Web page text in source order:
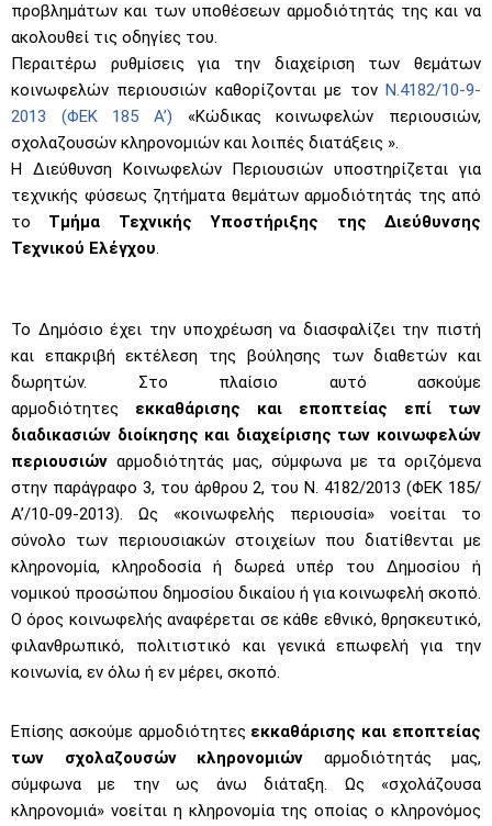
προβλημάτων και των υποθέσεων αρμοδιότητάς της και να
ακολουθεί τις οδηγίες του.
Περαιτέρω ρυθμίσεις για την διαχείριση των θεμάτων
κοινωφελών περιουσιών καθορίζονται με τον Ν.4182/10-9-
2013 (ΦΕΚ 185 Α’) «Κώδικας κοινωφελών περιουσιών,
σχολαζουσών κληρονομιών και λοιπές διατάξεις ».
Η Διεύθυνση Κοινωφελών Περιουσιών υποστηρίζεται για
τεχνικής φύσεως ζητήματα θεμάτων αρμοδιότητάς της από
το Τμήμα Τεχνικής Υποστήριξης της Διεύθυνσης
Τεχνικού Ελέγχου.
Το Δημόσιο έχει την υποχρέωση να διασφαλίζει την πιστή
και επακριβή εκτέλεση της βούλησης των διαθετών και
δωρητών. Στο πλαίσιο αυτό ασκούμε
αρμοδιότητες εκκαθάρισης και εποπτείας επί των
διαδικασιών διοίκησης και διαχείρισης των κοινωφελών
περιουσιών αρμοδιότητάς μας, σύμφωνα με τα οριζόμενα
στην παράγραφο 3, του άρθρου 2, του Ν. 4182/2013 (ΦΕΚ 185/
Α’/10-09-2013). Ως «κοινωφελής περιουσία» νοείται το
σύνολο των περιουσιακών στοιχείων που διατίθενται με
κληρονομία, κληροδοσία ή δωρεά υπέρ του Δημοσίου ή
νομικού προσώπου δημοσίου δικαίου ή για κοινωφελή σκοπό.
Ο όρος κοινωφελής αναφέρεται σε κάθε εθνικό, θρησκευτικό,
φιλανθρωπικό, πολιτιστικό και γενικά επωφελή για την
κοινωνία, εν όλω ή εν μέρει, σκοπό.
Επίσης ασκούμε αρμοδιότητες εκκαθάρισης και εποπτείας
των σχολαζουσών κληρονομιών αρμοδιότητάς μας,
σύμφωνα με την ως άνω διάταξη. Ως «σχολάζουσα
κληρονομιά» νοείται η κληρονομία της οποίας ο κληρονόμος